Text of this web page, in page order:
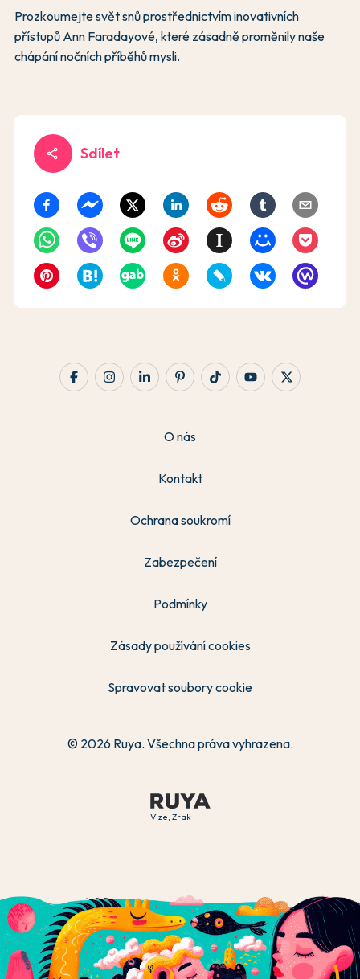
Prozkoumejte svět snů prostřednictvím inovativních
přístupů Ann Faradayové, které zásadně proměnily naše
chápání nočních příběhů mysli.
share Sdílet
Vize, Zrak
O nás
Kontakt
Ochrana soukromí
Zabezpečení
Podmínky
Zásady používání cookies
Spravovat soubory cookie
© 2026 Ruya. Všechna práva vyhrazena.